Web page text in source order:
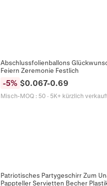
Abschlussfolienballons
Feiern Zeremonie Festlich
-5% $0.067-0.69
Misch-MOQ : 50 · 5K+ kürzlich
Patriotisches Partygeschirr Zum
Pappteller Servietten Becher